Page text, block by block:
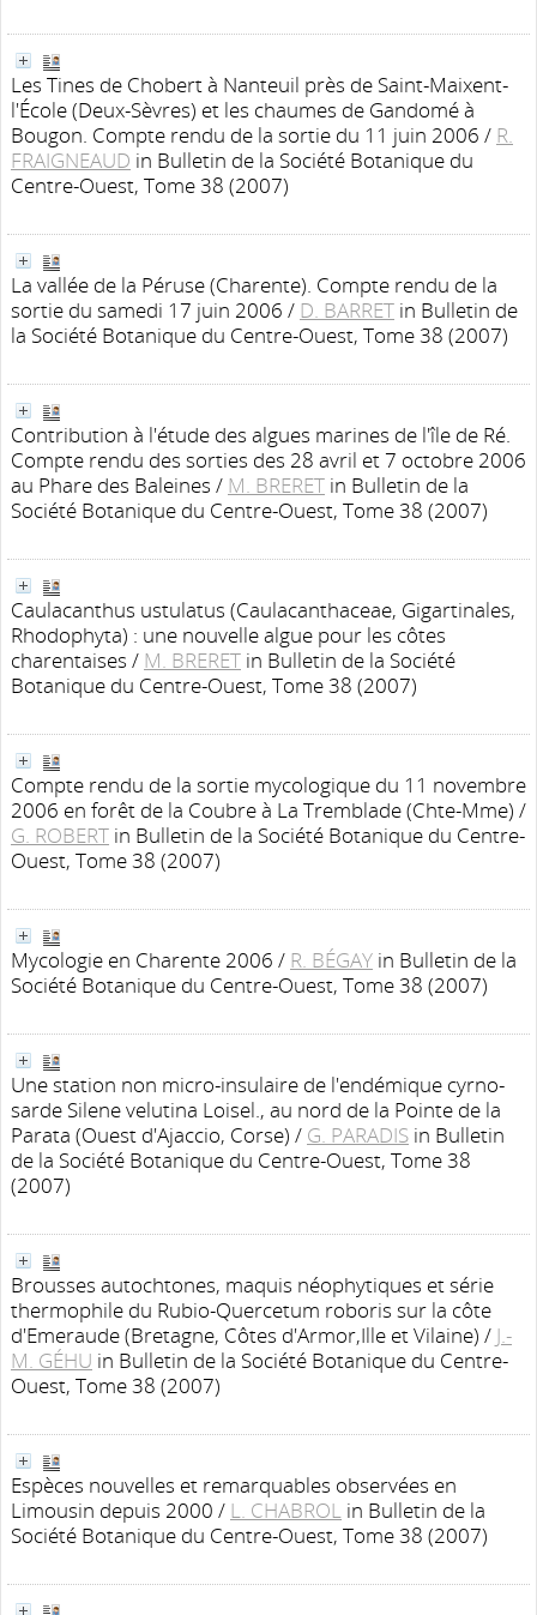
Les Tines de Chobert à Nanteuil près de Saint-Maixent-
l'École (Deux-Sèvres) et les chaumes de Gandomé à
Bougon. Compte rendu de la sortie du 11 juin 2006 / R.
FRAIGNEAUD in Bulletin de la Société Botanique du
Centre-Ouest, Tome 38 (2007)
La vallée de la Péruse (Charente). Compte rendu de la
sortie du samedi 17 juin 2006 / D. BARRET in Bulletin de
la Société Botanique du Centre-Ouest, Tome 38 (2007)
Contribution à l'étude des algues marines de l'île de Ré.
Compte rendu des sorties des 28 avril et 7 octobre 2006
au Phare des Baleines / M. BRERET in Bulletin de la
Société Botanique du Centre-Ouest, Tome 38 (2007)
Caulacanthus ustulatus (Caulacanthaceae, Gigartinales,
Rhodophyta) : une nouvelle algue pour les côtes
charentaises / M. BRERET in Bulletin de la Société
Botanique du Centre-Ouest, Tome 38 (2007)
Compte rendu de la sortie mycologique du 11 novembre
2006 en forêt de la Coubre à La Tremblade (Chte-Mme) /
G. ROBERT in Bulletin de la Société Botanique du Centre-
Ouest, Tome 38 (2007)
Mycologie en Charente 2006 / R. BÉGAY in Bulletin de la
Société Botanique du Centre-Ouest, Tome 38 (2007)
Une station non micro-insulaire de l'endémique cyrno-
sarde Silene velutina Loisel., au nord de la Pointe de la
Parata (Ouest d'Ajaccio, Corse) / G. PARADIS in Bulletin
de la Société Botanique du Centre-Ouest, Tome 38
(2007)
Brousses autochtones, maquis néophytiques et série
thermophile du Rubio-Quercetum roboris sur la côte
d'Emeraude (Bretagne, Côtes d'Armor,Ille et Vilaine) / J.-
M. GÉHU in Bulletin de la Société Botanique du Centre-
Ouest, Tome 38 (2007)
Espèces nouvelles et remarquables observées en
Limousin depuis 2000 / L. CHABROL in Bulletin de la
Société Botanique du Centre-Ouest, Tome 38 (2007)